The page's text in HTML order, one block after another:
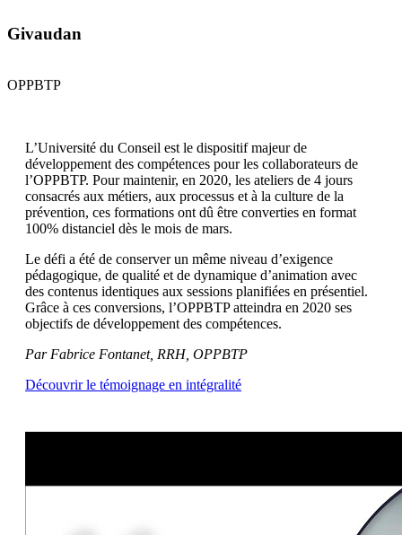
Givaudan
OPPBTP
L’Université du Conseil est le dispositif majeur de
développement des compétences pour les collaborateurs de
l’OPPBTP. Pour maintenir, en 2020, les ateliers de 4 jours
consacrés aux métiers, aux processus et à la culture de la
prévention, ces formations ont dû être converties en format
100% distanciel dès le mois de mars.
Le défi a été de conserver un même niveau d’exigence
pédagogique, de qualité et de dynamique d’animation avec
des contenus identiques aux sessions planifiées en présentiel.
Grâce à ces conversions, l’OPPBTP atteindra en 2020 ses
objectifs de développement des compétences.
Par Fabrice Fontanet, RRH, OPPBTP
Découvrir le témoignage en intégralité